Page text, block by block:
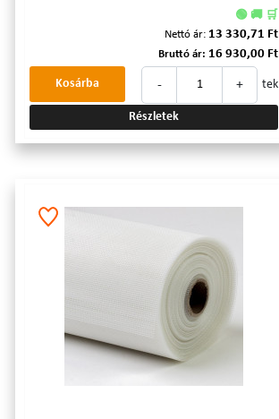
🟢 🚚 🛒
Nettó ár: 13 330,71 Ft
Bruttó ár: 16 930,00 Ft
- + tek
Kosárba
Részletek